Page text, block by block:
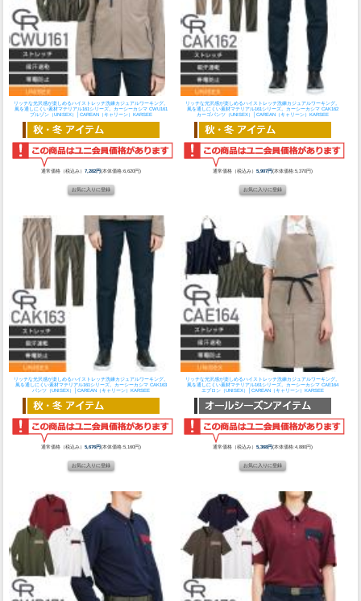
リッチな光沢感が楽しめるハイストレッチ洗練カジュアルワーキング。
風を通しにくい素材マテリアル161シリーズ。
カーシーカシマ CWU161
ブルゾン（UNISEX）│CAREAN（キャリーン）KARSEE
通常価格（税込み）7,282円(本体価格:6,620円)
リッチな光沢感が楽しめるハイストレッチ洗練カジュアルワーキング。
風を通しにくい素材マテリアル161シリーズ。
カーシーカシマ CAK162
カーゴパンツ（UNISEX）│CAREAN（キャリーン）KARSEE
通常価格（税込み） 5,907円(本体価格:5,370円)
リッチな光沢感が楽しめるハイストレッチ洗練カジュアルワーキング。
風を通しにくい素材マテリアル161シリーズ。
カーシーカシマ CAK163
パンツ（UNISEX）│CAREAN（キャリーン）KARSEE
通常価格（税込み）5,676円(本体価格:5,160円)
リッチな光沢感が楽しめるハイストレッチ洗練カジュアルワーキング。
風を通しにくい素材マテリアル161シリーズ。
カーシーカシマ CAE164
エプロン（UNISEX）│CAREAN（キャリーン）KARSEE
通常価格（税込み） 5,368円(本体価格:4,880円)